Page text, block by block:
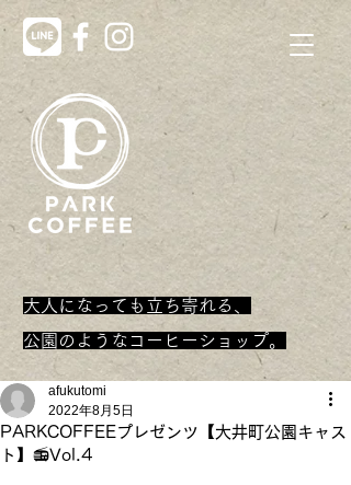
大人になっても立ち寄れる、
​公園のようなコーヒーショップ。
PARKCOFFEEプレゼンツ【大井町公園キャス
ト】📻Vol.4
afukutomi
2022年8月5日